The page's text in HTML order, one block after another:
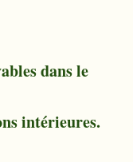
dans le
intérieures.